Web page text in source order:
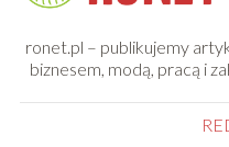
ronet.pl – publikujemy
biznesem, modą, pracą i